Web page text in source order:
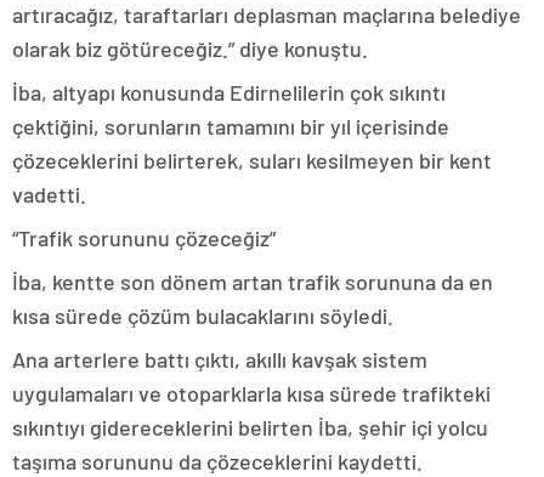
artıracağız, taraftarları deplasman maçlarına belediye
olarak biz götüreceğiz.” diye konuştu.
İba, altyapı konusunda Edirnelilerin çok sıkıntı
çektiğini, sorunların tamamını bir yıl içerisinde
çözeceklerini belirterek, suları kesilmeyen bir kent
vadetti.
“Trafik sorununu çözeceğiz”
İba, kentte son dönem artan trafik sorununa da en
kısa sürede çözüm bulacaklarını söyledi.
Ana arterlere battı çıktı, akıllı kavşak sistem
uygulamaları ve otoparklarla kısa sürede trafikteki
sıkıntıyı gidereceklerini belirten İba, şehir içi yolcu
taşıma sorununu da çözeceklerini kaydetti.